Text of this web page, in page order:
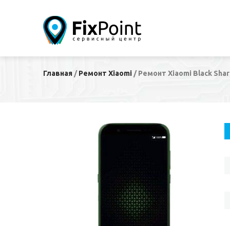
Главная /Ремонт Xiaomi /Ремонт Xiaomi Black